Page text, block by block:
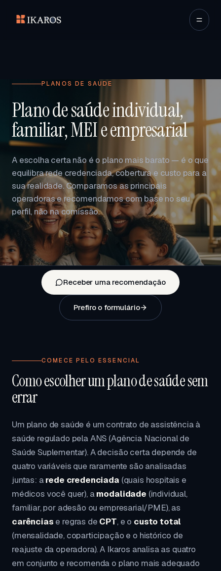
PLANOS DE SAÚDE
Plano de saúde individual,
familiar, MEI e empresarial
A escolha certa não é o plano mais barato — é o que
equilibra rede credenciada, cobertura e custo para a
sua realidade. Comparamos as principais
operadoras e recomendamos com base no seu
perfil, não na comissão.
Receber uma recomendação
Prefiro o formulário
COMECE PELO ESSENCIAL
Como escolher um plano de saúde sem
errar
Um plano de saúde é um contrato de assistência à
saúde regulado pela ANS (Agência Nacional de
Saúde Suplementar). A decisão certa depende de
quatro variáveis que raramente são analisadas
juntas: a rede credenciada (quais hospitais e
médicos você quer), amodalidade (individual,
familiar, por adesão ou empresarial/PME), as
carências e regras de CPT, e o custo total
(mensalidade, coparticipação e o histórico de
reajuste da operadora). A Ikaros analisa as quatro
em conjunto e recomenda o plano mais adequado